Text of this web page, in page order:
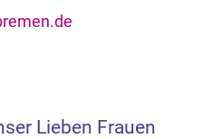
Lieben Frauen